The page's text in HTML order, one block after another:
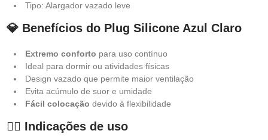
Tipo: Alargador vazado leve
💎 Benefícios do Plug Silicone Azul Claro
Extremo conforto para uso contínuo
Ideal para dormir ou atividades físicas
Design vazado que permite maior ventilação
Evita acúmulo de suor e umidade
Fácil colocação devido à flexibilidade
🧍‍♂️ Indicações de uso